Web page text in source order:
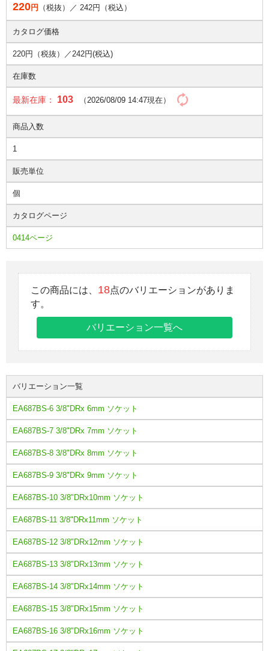
220円 （税抜）／ 242円（税込）
カタログ価格
220円（税抜）／242円(税込)
在庫数
最新在庫： 103 （2026/08/09 14:47現在）
商品入数
1
販売単位
個
カタログページ
0414ページ
この商品には、 18点のバリエーションがありま
す。
バリエーション一覧へ
バリエーション一覧
EA687BS-6 3/8"DRx 6mm ソケット
EA687BS-7 3/8"DRx 7mm ソケット
EA687BS-8 3/8"DRx 8mm ソケット
EA687BS-9 3/8"DRx 9mm ソケット
EA687BS-10 3/8"DRx10mm ソケット
EA687BS-11 3/8"DRx11mm ソケット
EA687BS-12 3/8"DRx12mm ソケット
EA687BS-13 3/8"DRx13mm ソケット
EA687BS-14 3/8"DRx14mm ソケット
EA687BS-15 3/8"DRx15mm ソケット
EA687BS-16 3/8"DRx16mm ソケット